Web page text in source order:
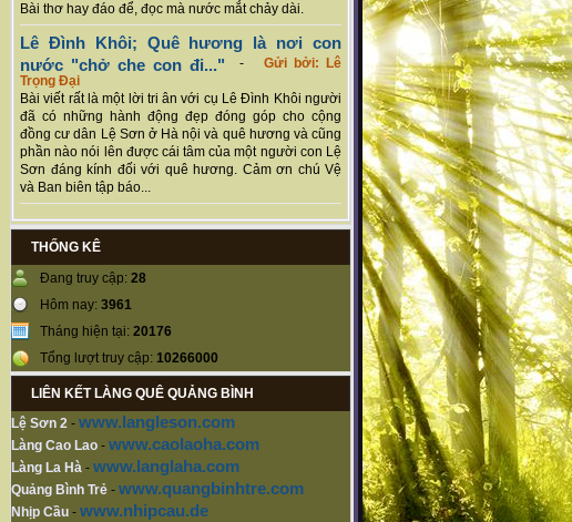
Bài thơ hay đáo để, đọc mà nước mắt chảy dài.
Lê Đình Khôi; Quê hương là nơi con
nước "chở che con đi..." - Gửi bởi: Lê
Trọng Đại
Bài viết rất là một lời tri ân với cụ Lê Đình Khôi người
đã có những hành động đẹp đóng góp cho cộng
đồng cư dân Lệ Sơn ở Hà nội và quê hương và cũng
phần nào nói lên được cái tâm của một người con Lệ
Sơn đáng kính đối với quê hương. Cảm ơn chú Vệ
và Ban biên tập báo...
THỐNG KÊ
Đang truy cập: 28
Hôm nay: 3961
Tháng hiện tại: 20176
Tổng lượt truy cập: 10266000
LIÊN KẾT LÀNG QUÊ QUẢNG BÌNH
Lệ Sơn 2 - www.langleson.com
Làng Cao Lao - www.caolaoha.com
Làng La Hà - www.langlaha.com
Quảng Bình Trẻ - www.quangbinhtre.com
Nhịp Cầu - www.nhipcau.de